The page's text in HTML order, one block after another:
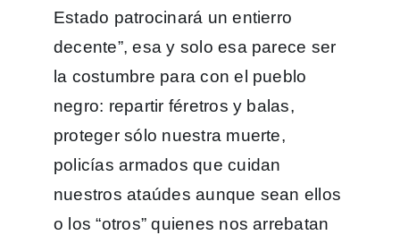
Estado patrocinará un entierro
decente”, esa y solo esa parece ser
la costumbre para con el pueblo
negro: repartir féretros y balas,
proteger sólo nuestra muerte,
policías armados que cuidan
nuestros ataúdes aunque sean ellos
o los “otros” quienes nos arrebatan